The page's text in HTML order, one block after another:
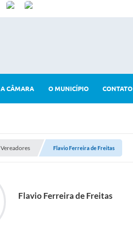
A CÂMARA O MUNICÍPIO CONTATO
Vereadores Flavio Ferreira de Freitas
Flavio Ferreira de Freitas